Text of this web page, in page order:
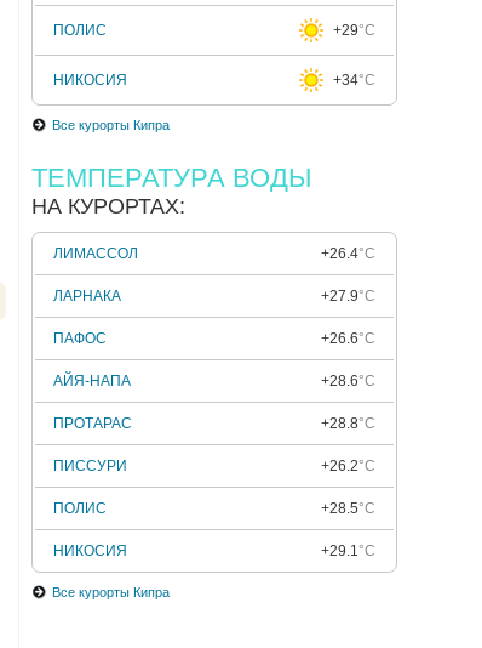
ПОЛИС +29°C
НИКОСИЯ +34°C
Все курорты Кипра
ТЕМПЕРАТУРА ВОДЫ
НА КУРОРТАХ:
ЛИМАССОЛ +26.4°C
ЛАРНАКА +27.9°C
ПАФОС +26.6°C
АЙЯ-НАПА +28.6°C
ПРОТАРАС +28.8°C
ПИССУРИ +26.2°C
ПОЛИС +28.5°C
НИКОСИЯ +29.1°C
Все курорты Кипра